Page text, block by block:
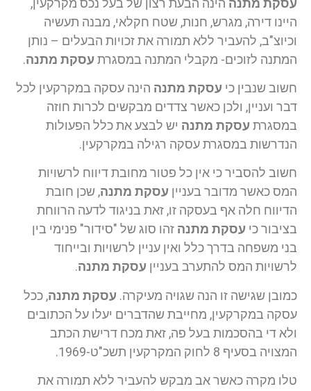
עסקת מתנה הינה הבעת רצון של בעל נכס מקרקעין,
היינו דירה, מגרש, חנות, שטח חקלאי, מבנה תעשיה
וכיוצ"ב, להעביר ללא תמורה את זכויות הבעלים – נותן
המתנה לזוכים- מקבלי המתנה במסגרתעסקת מתנה.
חשוב שנבין כי עסקת מתנה הינה עסקה במקרקעין לכל
דבר ועניין, ולכן כאשר צדדים מבקשים לכרות חוזה
במסגרתעסקת מתנה יש לבצע את כלל הפעולות
הנדרשות במסגרת עסקה רגילה במקרקעין.
חשוב להסביר כי אין כל פטור מחובת דיווח לרשויות
המס כאשר מדובר בעניין עסקת מתנה, שכן חובת
הדיווח חלה אף בעסקה זו, זאת בניגוד לדעה הרווחת
בציבור כי עסקת מתנה זהו סוג של "סידור" פנימי בין
בני משפחה בדרך כלל ואין עניין לרשויות ובייחוד
לרשויות המס להתערב בעניין עסקת מתנה.
כמובן שגישה זו הנה שגויה מעיקרה. עסקת מתנה, ככל
עסקה במקרקעין, מחייבת שהדברים יעלו על הכתובים
ולא די בהסכמות בעל פה, זאת מכח דרישת הכתב
המצויה בסעיף 8 לחוק המקרקעין תשכ"ט-1969.
טלו מקרה כאשר אב מבקש להעביר ללא תמורה את